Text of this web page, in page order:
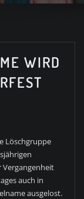
WIRD
Löschgruppe
Vergangenheit
auch in
ausgelost.